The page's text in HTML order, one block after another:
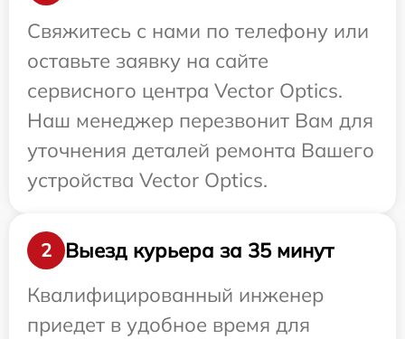
Свяжитесь с нами по телефону или
оставьте заявку на сайте
сервисного центра Vector Optics.
Наш менеджер перезвонит Вам для
уточнения деталей ремонта Вашего
устройства Vector Optics.
2
Выезд курьера за 35 минут
Квалифицированный инженер
приедет в удобное время для